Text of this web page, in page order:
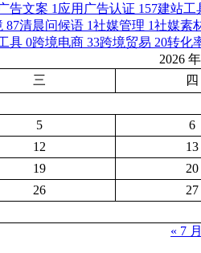
告文案 1 应用广告认证 157建站工
87清晨问候语 1社媒管理 1社媒素
具 0跨境电商 33跨境贸易 20转化
2026
三 四
5 6
12 13
19 20
26 27
« 7 月